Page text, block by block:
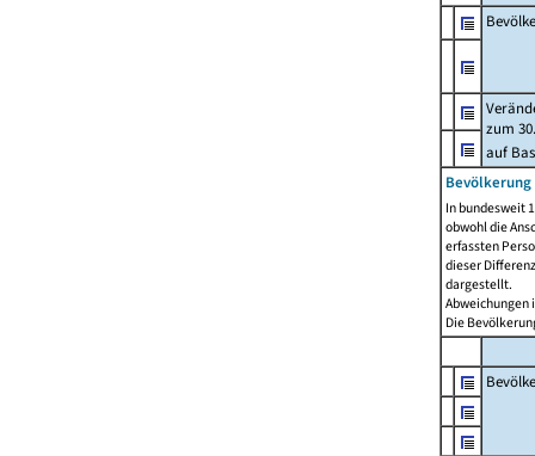
zum
auf
Bevölkerung
In bundesweit
obwohl die
erfassten
dieser
dargestellt.
Abweichungen
Die